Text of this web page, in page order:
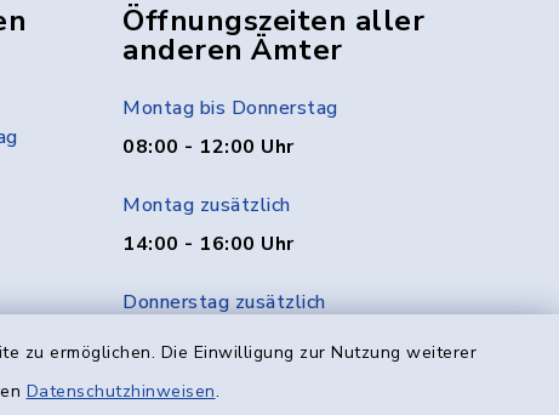
zu ermöglichen. Die Einwilligung zur Nutzung weiterer
Datenschutzhinweisen.
Öffnungszeiten aller
anderen Ämter
Montag bis Donnerstag
08:00 - 12:00 Uhr
Montag zusätzlich
14:00 - 16:00 Uhr
Donnerstag zusätzlich
14:00 - 18:00 Uhr
Freitag